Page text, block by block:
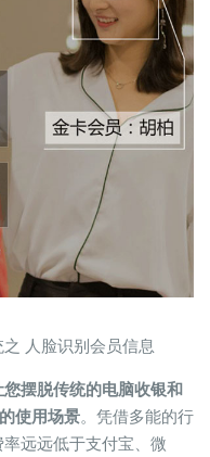
人脸识别会员信息
摆脱传统的电脑收银和
使用场景。凭借多能的行
远远低于支付宝、微